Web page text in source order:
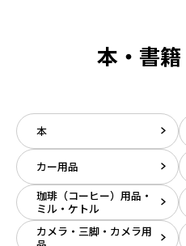
本・書
本
カー用品
珈琲（コーヒー）用品・
ミル・ケトル
カメラ・三脚・カメラ用